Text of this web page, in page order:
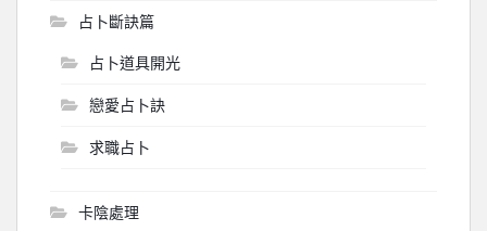
占卜斷訣篇
占卜道具開光
戀愛占卜訣
求職占卜
卡陰處理